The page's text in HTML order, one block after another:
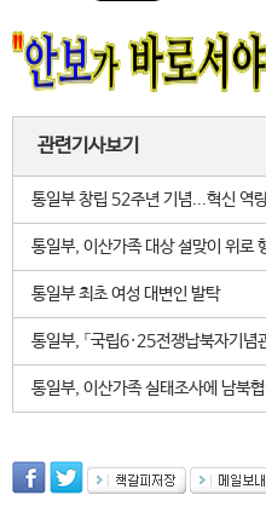
관련기사보기
통일부 창립 52주년 기념...혁신 역
통일부, 이산가족 대상 설맞이 위로
통일부 최초 여성 대변인 발탁
통일부, 「국립6·25전쟁납북자기념
통일부, 이산가족 실태조사에 남북